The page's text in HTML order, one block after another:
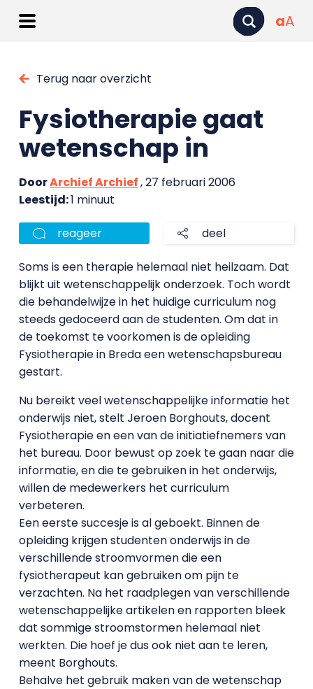
aA
Terug naar overzicht
Fysiotherapie gaat
wetenschap in
DoorArchief Archief, 27 februari 2006
Leestijd:1 minuut
reageer deel
Soms is een therapie helemaal niet heilzaam. Dat
blijkt uit wetenschappelijk onderzoek. Toch wordt
die behandelwijze in het huidige curriculum nog
steeds gedoceerd aan de studenten. Om dat in
de toekomst te voorkomen is de opleiding
Fysiotherapie in Breda een wetenschapsbureau
gestart.
Nu bereikt veel wetenschappelijke informatie het
onderwijs niet, stelt Jeroen Borghouts, docent
Fysiotherapie en een van de initiatiefnemers van
het bureau. Door bewust op zoek te gaan naar die
informatie, en die te gebruiken in het onderwijs,
willen de medewerkers het curriculum
verbeteren.
Een eerste succesje is al geboekt. Binnen de
opleiding krijgen studenten onderwijs in de
verschillende stroomvormen die een
fysiotherapeut kan gebruiken om pijn te
verzachten. Na het raadplegen van verschillende
wetenschappelijke artikelen en rapporten bleek
dat sommige stroomstormen helemaal niet
werkten. Die hoef je dus ook niet aan te leren,
meent Borghouts.
Behalve het gebruik maken van de wetenschap